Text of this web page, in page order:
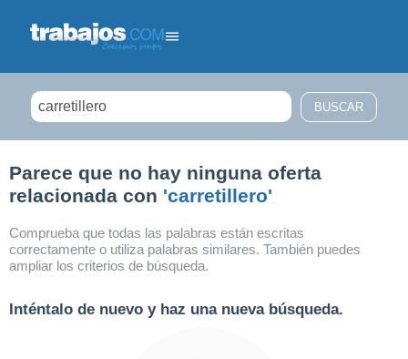
Parece que no hay ninguna oferta
relacionada con 'carretillero'
Comprueba que todas las palabras están escritas
correctamente o utiliza palabras similares. También puedes
ampliar los criterios de búsqueda.
Inténtalo de nuevo y haz una nueva búsqueda.